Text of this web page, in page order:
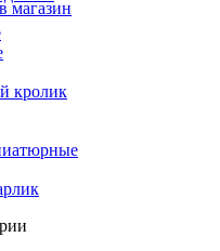
магазин
кролик